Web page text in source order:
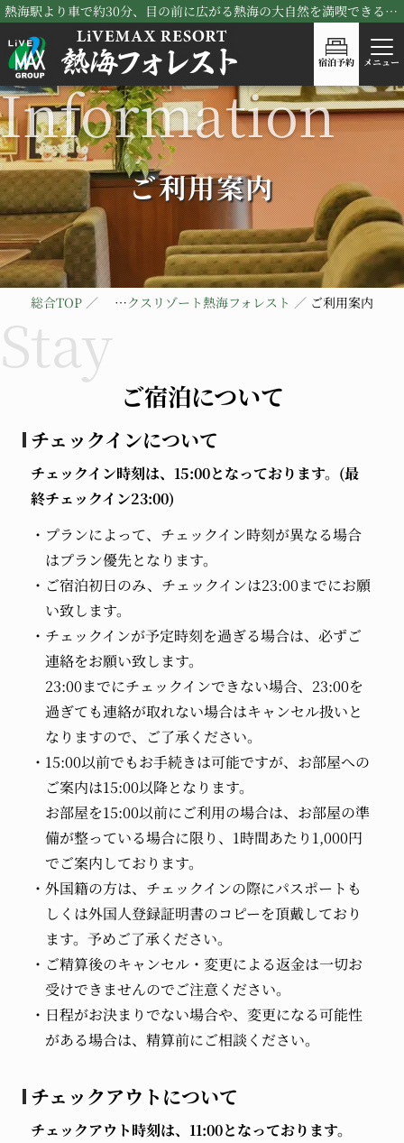
熱海駅より車で約30分、目の前に広がる熱海の大自然を満喫できる！リブマックスリゾート熱海フォレスト
宿泊予約 メニュー
ご利用案内
総合TOP リブマックスリゾート熱海フォレスト ご利用案内
ご宿泊について
チェックインについて
チェックイン時刻は、15:00となっております。(最
終チェックイン23:00)
プランによって、チェックイン時刻が異なる場合
はプラン優先となります。
ご宿泊初日のみ、チェックインは23:00までにお願
い致します。
チェックインが予定時刻を過ぎる場合は、必ずご
連絡をお願い致します。
23:00までにチェックインできない場合、23:00を
過ぎても連絡が取れない場合はキャンセル扱いと
なりますので、ご了承ください。
15:00以前でもお手続きは可能ですが、お部屋への
ご案内は15:00以降となります。
お部屋を15:00以前にご利用の場合は、お部屋の準
備が整っている場合に限り、1時間あたり1,000円
でご案内しております。
外国籍の方は、チェックインの際にパスポートも
しくは外国人登録証明書のコピーを頂戴しており
ます。予めご了承ください。
ご精算後のキャンセル・変更による返金は一切お
受けできませんのでご注意ください。
日程がお決まりでない場合や、変更になる可能性
がある場合は、精算前にご相談ください。
チェックアウトについて
チェックアウト時刻は、11:00となっております。